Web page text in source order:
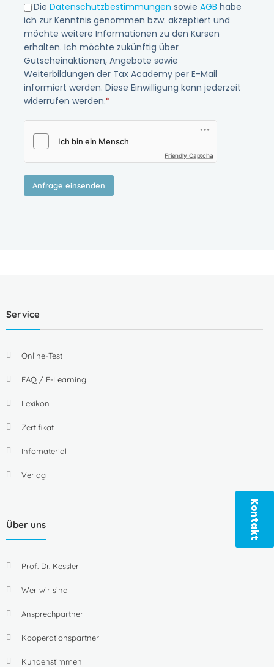
Kontakt
Die Datenschutzbestimmungen sowie AGB habe
ich zur Kenntnis genommen bzw. akzeptiert und
möchte weitere Informationen zu den Kursen
erhalten. Ich möchte zukünftig über
Gutscheinaktionen, Angebote sowie
Weiterbildungen der Tax Academy per E-Mail
informiert werden. Diese Einwilligung kann jederzeit
widerrufen werden.*
Friendly Captcha
Anfrage einsenden
Service
Online-Test
FAQ / E-Learning
Lexikon
Zertifikat
Infomaterial
Verlag
Über uns
Prof. Dr. Kessler
Wer wir sind
Ansprechpartner
Kooperationspartner
Kundenstimmen